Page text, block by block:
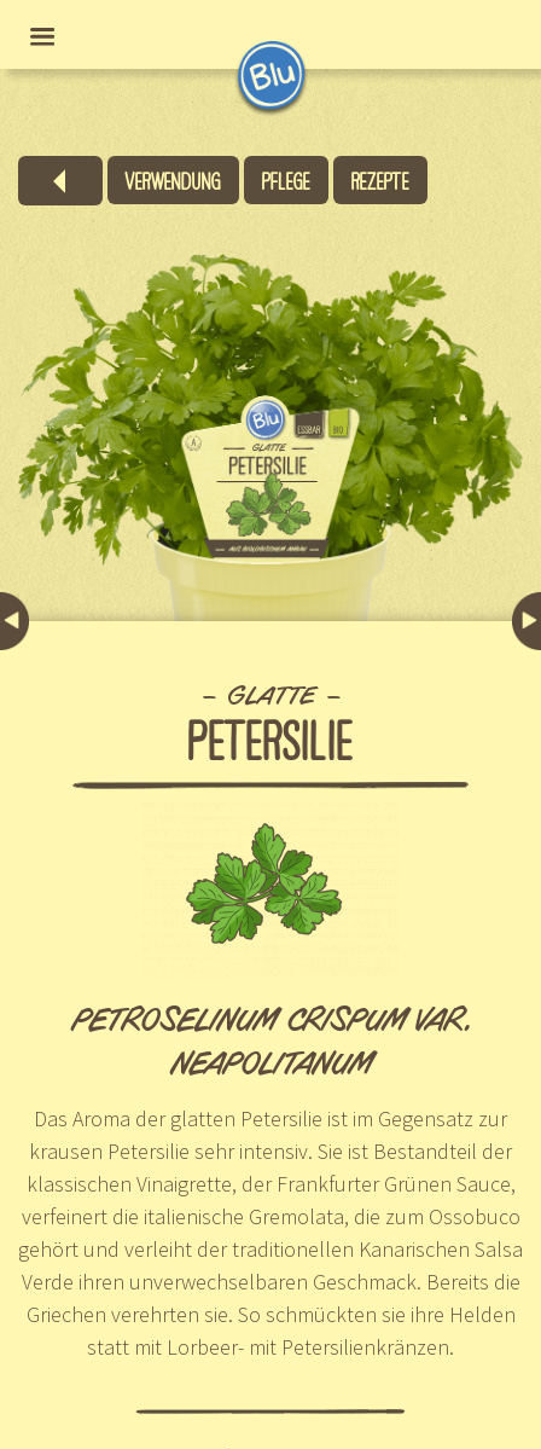
Verwendung Pflege Rezepte
GLATTE
PETERSILIE
PETROSELINUM CRISPUM VAR.
NEAPOLITANUM
Das Aroma der glatten Petersilie ist im Gegensatz zur
krausen Petersilie sehr intensiv. Sie ist Bestandteil der
klassischen Vinaigrette, der Frankfurter Grünen Sauce,
verfeinert die italienische Gremolata, die zum Ossobuco
gehört und verleiht der traditionellen Kanarischen Salsa
Verde ihren unverwechselbaren Geschmack. Bereits die
Griechen verehrten sie. So schmückten sie ihre Helden
statt mit Lorbeer- mit Petersilienkränzen.